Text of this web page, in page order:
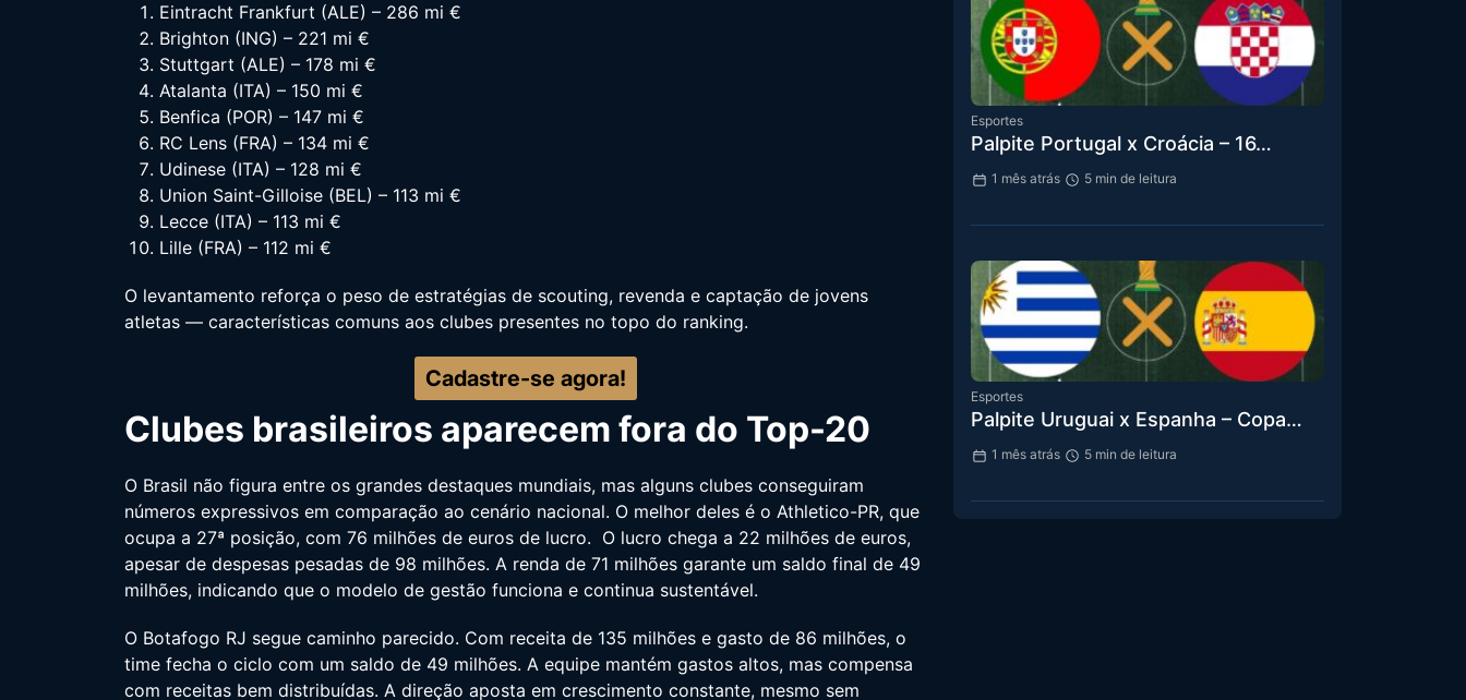
Eintracht Frankfurt (ALE) – 286 mi €
Brighton (ING) – 221 mi €
Stuttgart (ALE) – 178 mi €
Atalanta (ITA) – 150 mi €
Benfica (POR) – 147 mi €
RC Lens (FRA) – 134 mi €
Udinese (ITA) – 128 mi €
Union Saint-Gilloise (BEL) – 113 mi €
Lecce (ITA) – 113 mi €
Lille (FRA) – 112 mi €
O levantamento reforça o peso de estratégias de scouting, revenda e captação de jovens
atletas — características comuns aos clubes presentes no topo do ranking.
Cadastre-se agora!
Clubes brasileiros aparecem fora do Top-20
O Brasil não figura entre os grandes destaques mundiais, mas alguns clubes conseguiram
números expressivos em comparação ao cenário nacional. O melhor deles é o Athletico-PR, que
ocupa a 27ª posição, com 76 milhões de euros de lucro. O lucro chega a 22 milhões de euros,
apesar de despesas pesadas de 98 milhões. A renda de 71 milhões garante um saldo final de 49
milhões, indicando que o modelo de gestão funciona e continua sustentável.
O Botafogo RJ segue caminho parecido. Com receita de 135 milhões e gasto de 86 milhões, o
time fecha o ciclo com um saldo de 49 milhões. A equipe mantém gastos altos, mas compensa
com receitas bem distribuídas. A direção aposta em crescimento constante, mesmo sem
Esportes
Palpite Portugal x Croácia – 16…
1 mês atrás 5 min de leitura
Esportes
Palpite Uruguai x Espanha – Copa…
1 mês atrás 5 min de leitura